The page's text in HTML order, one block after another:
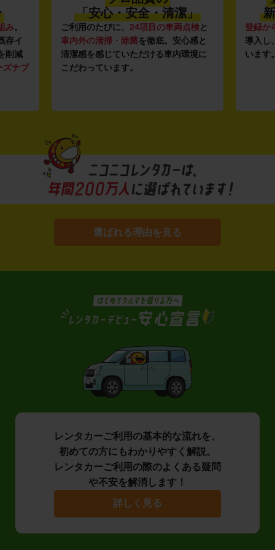
み。
存イ
削減
ズナブ
「安心・安全・清潔」
ご利用のたびに、 24項目の車両点検と
車内外の清掃・除菌を徹底。安心感と
清潔感を感じていただける車内環境に
こだわっています。
登録か
導入し
います
選ばれる理由を見る
レンタカーご利用の基本的な流れを、
初めての方にもわかりやすく解説。
レンタカーご利用の際のよくある疑問
や不安を解消します！
詳しく見る